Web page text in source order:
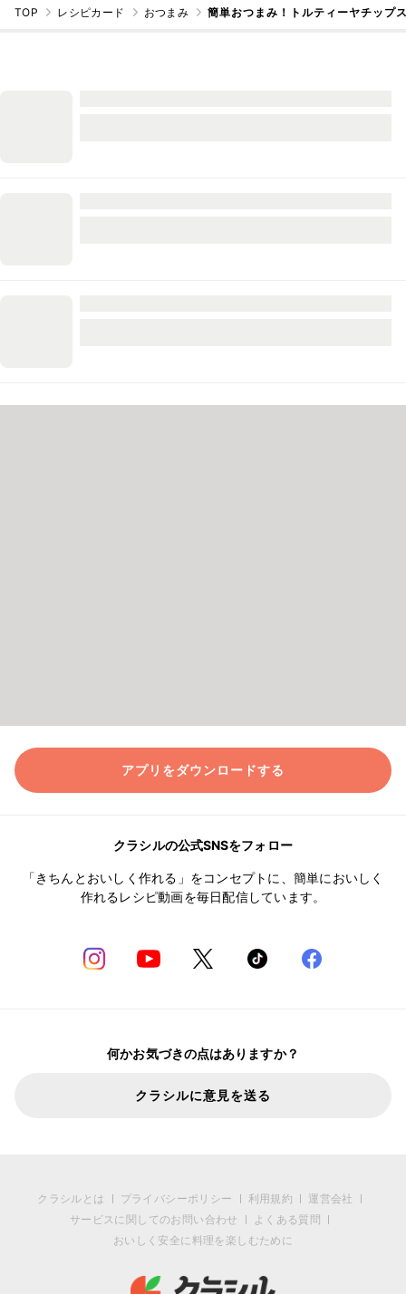
TOP レシピカード おつまみ 簡単おつまみ！トルティーヤチップ
アプリをダウンロードする
クラシルの公式SNSをフォロー
「きちんとおいしく作れる」をコンセプトに、簡単においしく
作れるレシピ動画を毎日配信しています。
何かお気づきの点はありますか？
クラシルに意見を送る
クラシルとは プライバシーポリシー 利用規約
運営会社
サービスに関してのお問い合わせ
よくある質問
おいしく安全に料理を楽しむために